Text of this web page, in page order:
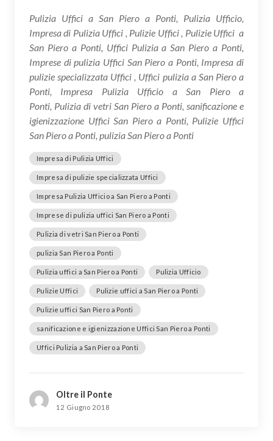
Pulizia Uffici a San Piero a Ponti, Pulizia Ufficio,
Impresa di Pulizia Uffici , Pulizie Uffici , Pulizie Uffici a
San Piero a Ponti, Uffici Pulizia a San Piero a Ponti,
Imprese di pulizia Uffici San Piero a Ponti, Impresa di
pulizie specializzata Uffici , Uffici pulizia a San Piero a
Ponti, Impresa Pulizia Ufficio a San Piero a
Ponti, Pulizia di vetri San Piero a Ponti, sanificazione e
igienizzazione Uffici San Piero a Ponti, Pulizie Uffici
San Piero a Ponti, pulizia San Piero a Ponti
Impresa di Pulizia Uffici
Impresa di pulizie specializzata Uffici
Impresa Pulizia Ufficio a San Piero a Ponti
Imprese di pulizia uffici San Piero a Ponti
Pulizia di vetri San Piero a Ponti
pulizia San Piero a Ponti
Pulizia uffici a San Piero a Ponti Pulizia Ufficio
Pulizie Uffici Pulizie uffici a San Piero a Ponti
Pulizie uffici San Piero a Ponti
sanificazione e igienizzazione Uffici San Piero a Ponti
Uffici Pulizia a San Piero a Ponti
Oltre il Ponte
12 Giugno 2018